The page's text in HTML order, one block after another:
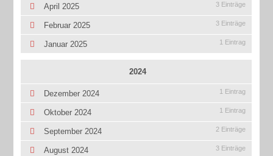
April 2025 3 Einträge
Februar 2025 3 Einträge
Januar 2025 1 Eintrag
2024
Dezember 2024 1 Eintrag
Oktober 2024 1 Eintrag
September 2024 2 Einträge
August 2024 3 Einträge